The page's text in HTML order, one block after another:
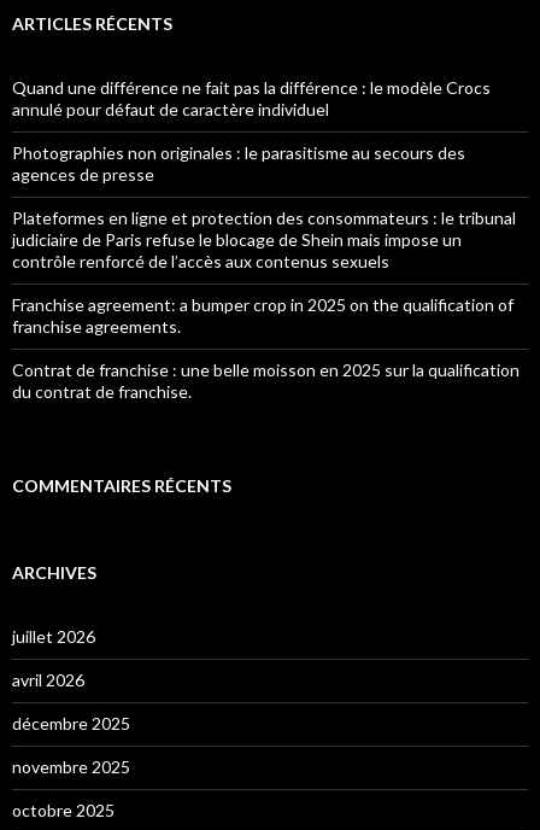
ARTICLES RÉCENTS
Quand une différence ne fait pas la différence : le modèle Crocs
annulé pour défaut de caractère individuel
Photographies non originales : le parasitisme au secours des
agences de presse
Plateformes en ligne et protection des consommateurs : le tribunal
judiciaire de Paris refuse le blocage de Shein mais impose un
contrôle renforcé de l’accès aux contenus sexuels
Franchise agreement: a bumper crop in 2025 on the qualification of
franchise agreements.
Contrat de franchise : une belle moisson en 2025 sur la qualification
du contrat de franchise.
COMMENTAIRES RÉCENTS
ARCHIVES
juillet 2026
avril 2026
décembre 2025
novembre 2025
octobre 2025